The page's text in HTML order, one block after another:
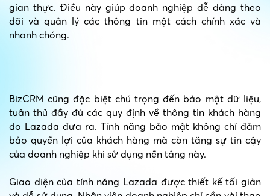
gian thực. Điều này giúp doanh nghiệp dễ dàng theo
dõi và quản lý các thông tin một cách chính xác và
nhanh chóng.
BizCRM cũng đặc biệt chú trọng đến bảo mật dữ liệu,
tuân thủ đầy đủ các quy định về thông tin khách hàng
do Lazada đưa ra. Tính năng bảo mật không chỉ đảm
bảo quyền lợi của khách hàng mà còn tăng sự tin cậy
của doanh nghiệp khi sử dụng nền tảng này.
Giao diện của tính năng Lazada được thiết kế tối giản